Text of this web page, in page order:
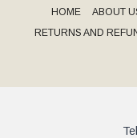
+
bottle
HOME ABOUT
RETURNS AND